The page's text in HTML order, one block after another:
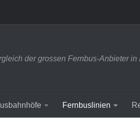
der grossen Fernbus-Anbieter
Fernbuslinien